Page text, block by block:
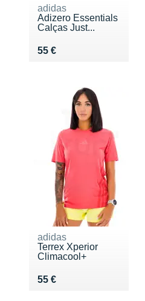
adidas
Adizero Essentials
Calças Just...
55 €
Vendu 55 €
adidas
Terrex Xperior
Climacool+
55 €
Vendu 55 €